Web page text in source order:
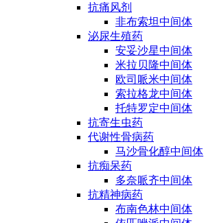
抗痛风剂
非布索坦中间体
泌尿生殖药
安妥沙星中间体
米拉贝隆中间体
欧司哌米中间体
索拉格龙中间体
托特罗定中间体
抗寄生虫药
代谢性骨病药
马沙骨化醇中间体
抗痴呆药
多奈哌齐中间体
抗精神病药
布南色林中间体